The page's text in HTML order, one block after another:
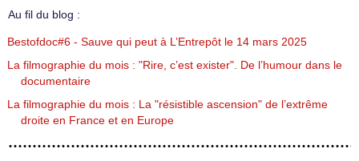
Au fil du blog :
Bestofdoc#6 - Sauve qui peut à L’Entrepôt le 14 mars 2025
La filmographie du mois : "Rire, c’est exister". De l’humour dans le
documentaire
La filmographie du mois : La "résistible ascension" de l’extrême
droite en France et en Europe